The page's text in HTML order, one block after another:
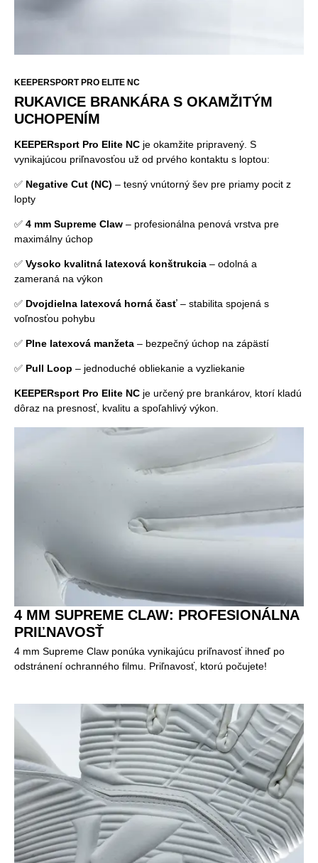
KEEPERSPORT PRO ELITE NC
RUKAVICE BRANKÁRA S OKAMŽITÝM
UCHOPENÍM
KEEPERsport Pro Elite NC je okamžite pripravený. S
vynikajúcou priľnavosťou už od prvého kontaktu s loptou:
✅ Negative Cut (NC) – tesný vnútorný šev pre priamy pocit z
lopty
✅ 4 mm Supreme Claw – profesionálna penová vrstva pre
maximálny úchop
✅ Vysoko kvalitná latexová konštrukcia – odolná a
zameraná na výkon
✅ Dvojdielna latexová horná časť – stabilita spojená s
voľnosťou pohybu
✅ Plne latexová manžeta – bezpečný úchop na zápästí
✅ Pull Loop – jednoduché obliekanie a vyzliekanie
KEEPERsport Pro Elite NC je určený pre brankárov, ktorí kladú
dôraz na presnosť, kvalitu a spoľahlivý výkon.
4 MM SUPREME CLAW: PROFESIONÁLNA
PRIĽNAVOSŤ
4 mm Supreme Claw ponúka vynikajúcu priľnavosť ihneď po
odstránení ochranného filmu. Priľnavosť, ktorú počujete!